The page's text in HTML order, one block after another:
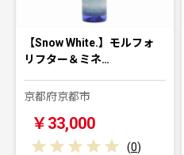
【Snow White.】モルフォ
リフター＆ミネ…
京都府京都市
￥33,000
(0)